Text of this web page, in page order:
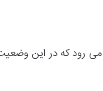
می رود که در این